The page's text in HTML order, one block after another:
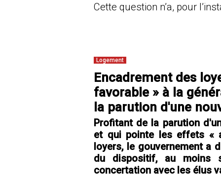
Cette question n’a, pour
Logement
Encadrement des
favorable » à la
la parution d'une
Profitant de la parution
et qui pointe les effets «
loyers, le gouvernement a
du dispositif, au moins
concertation avec les élus